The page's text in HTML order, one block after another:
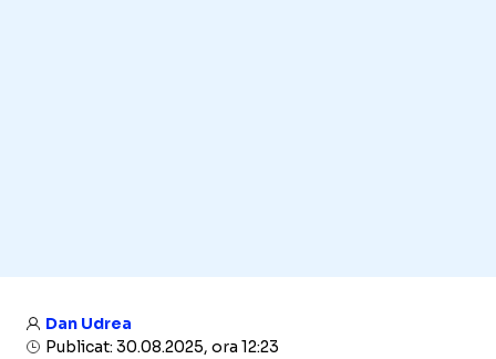
Dan Udrea
Publicat: 30.08.2025, ora 12:23